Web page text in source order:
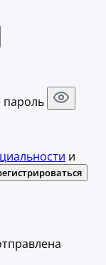
пароль
и